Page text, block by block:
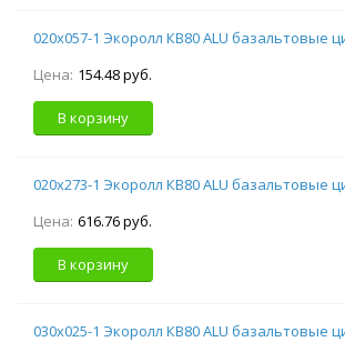
020х057-1 Экоролл КВ80 ALU базальтовые
Цена: 154.48 руб.
В корзину
020х273-1 Экоролл КВ80 ALU базальтовые
Цена: 616.76 руб.
В корзину
030х025-1 Экоролл КВ80 ALU базальтовые